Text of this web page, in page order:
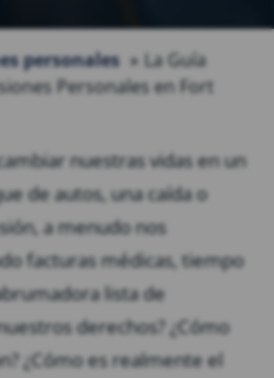
personales
La Guía
Personales en Fort
nuestras vidas en un
de autos, una caída o
a menudo nos
facturas médicas, tiempo
lista de
derechos? ¿Cómo
¿Cómo es realmente el